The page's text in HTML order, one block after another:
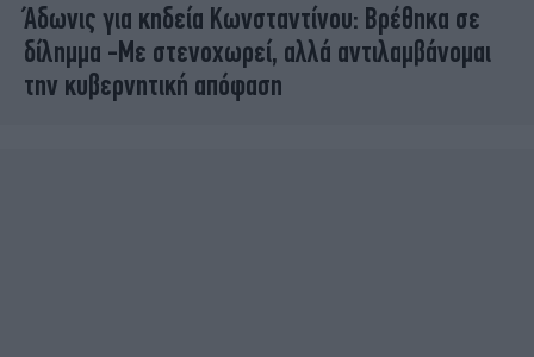
Άδωνις για κηδεία Κωνσταντίνου: Βρέθηκα σε
δίλημμα -Με στενοχωρεί, αλλά αντιλαμβάνομαι
την κυβερνητική απόφαση